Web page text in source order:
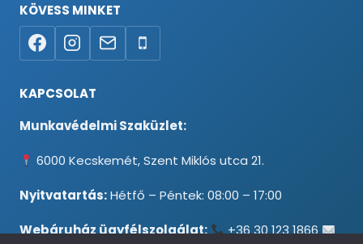
KÖVESS MINKET
KAPCSOLAT
Munkavédelmi Szaküzlet:
6000 Kecskemét, Szent Miklós utca 21.
Nyitvatartás:Hétfő – Péntek: 08:00 – 17:00
Webáruház ügyfélszolgálat: +36 30 123 1866